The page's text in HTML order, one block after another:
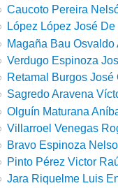
Caucoto Pereira
López López José
Magaña Bau Osvaldo
Verdugo Espinoza
Retamal Burgos José
Sagredo Aravena
Olguín Maturana
Villarroel Venegas
Bravo Espinoza
Pinto Pérez Victor
Jara Riquelme Luis